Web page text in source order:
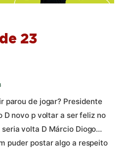
23
parou de jogar? Presidente
D novo p voltar a ser feliz no
seria volta D Márcio Diogo…
puder postar algo a respeito